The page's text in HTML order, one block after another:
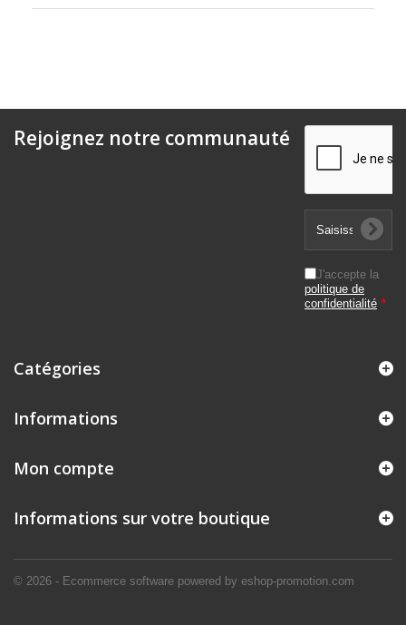
Rejoignez notre communauté
J'accepte la
politique de
confidentialité *
Catégories
Informations
© 2026 - Ecommerce software powered by eshop-promotion.com
Mon compte
Informations sur votre boutique